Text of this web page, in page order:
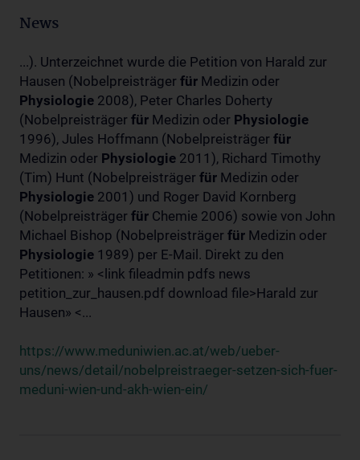
News
...). Unterzeichnet wurde die Petition von Harald zur
Hausen (Nobelpreisträger für Medizin oder
Physiologie 2008), Peter Charles Doherty
(Nobelpreisträger für Medizin oder Physiologie
1996), Jules Hoffmann (Nobelpreisträger für
Medizin oder Physiologie 2011), Richard Timothy
(Tim) Hunt (Nobelpreisträger für Medizin oder
Physiologie 2001) und Roger David Kornberg
(Nobelpreisträger für Chemie 2006) sowie von John
Michael Bishop (Nobelpreisträger für Medizin oder
Physiologie 1989) per E-Mail. Direkt zu den
Petitionen: » <link fileadmin pdfs news
petition_zur_hausen.pdf download file>Harald zur
Hausen» <...
https://www.meduniwien.ac.at/web/ueber-
uns/news/detail/nobelpreistraeger-setzen-sich-fuer-
meduni-wien-und-akh-wien-ein/